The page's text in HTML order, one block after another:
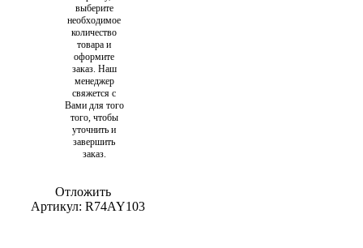
выберите
необходимое
количество
товара и
оформите
заказ. Наш
менеджер
свяжется с
Вами для того
того, чтобы
уточнить и
завершить
заказ.
Отложить
Артикул: R74AY103